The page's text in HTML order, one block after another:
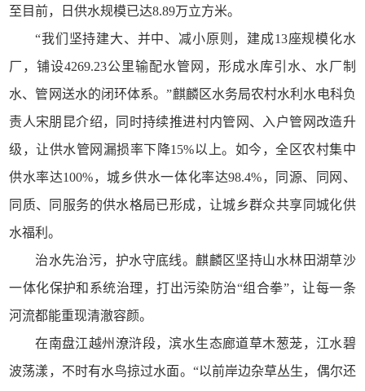
至目前，日供水规模已达8.89万立方米。
“我们坚持建大、并中、减小原则，建成13座规模化水
厂，铺设4269.23公里输配水管网，形成水库引水、水厂制
水、管网送水的闭环体系。”麒麟区水务局农村水利水电科负
责人宋朋昆介绍，同时持续推进村内管网、入户管网改造升
级，让供水管网漏损率下降15%以上。如今，全区农村集中
供水率达100%，城乡供水一体化率达98.4%，同源、同网、
同质、同服务的供水格局已形成，让城乡群众共享同城化供
水福利。
治水先治污，护水守底线。麒麟区坚持山水林田湖草沙
一体化保护和系统治理，打出污染防治“组合拳”，让每一条
河流都能重现清澈容颜。
在南盘江越州潦浒段，滨水生态廊道草木葱茏，江水碧
波荡漾，不时有水鸟掠过水面。“以前岸边杂草丛生，偶尔还